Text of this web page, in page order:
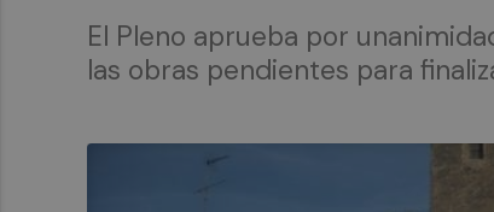
El Pleno aprueba por
las obras pendientes para